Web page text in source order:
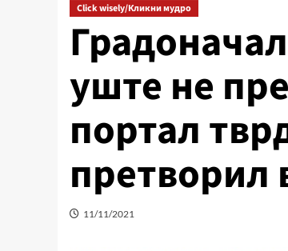
Click wisely/Кликни мудро
уште не
портал
претворил
11/11/2021